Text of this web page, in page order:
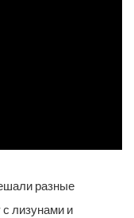
разные
лизунами и